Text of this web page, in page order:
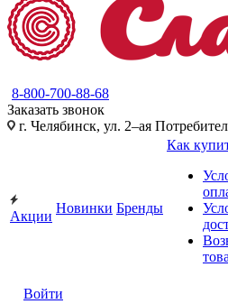
8-800-700-88-68
Заказать звонок
г. Челябинск, ул. 2–ая
Акции
Новинки Бренды
Как
Войти